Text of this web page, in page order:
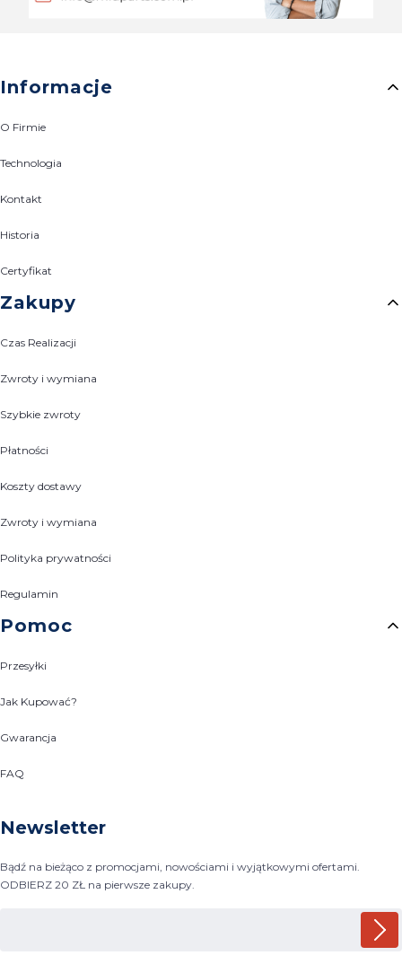
Linki w stopce
Informacje
O Firmie
Technologia
Kontakt
Historia
Certyfikat
Zakupy
Czas Realizacji
Zwroty i wymiana
Szybkie zwroty
Płatności
Koszty dostawy
Zwroty i wymiana
Polityka prywatności
Regulamin
Pomoc
Przesyłki
Jak Kupować?
Gwarancja
FAQ
Newsletter
Bądź na bieżąco z promocjami, nowościami i wyjątkowymi ofertami.
ODBIERZ 20 ZŁ na pierwsze zakupy.